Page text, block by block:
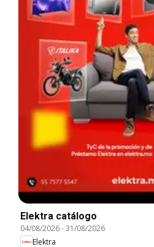
Elektra catálogo
04/08/2026-31/08/2026
Elektra